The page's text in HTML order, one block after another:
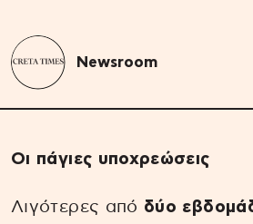
Newsroom
Οι πάγιες υποχρεώσεις
Λιγότερες από δύο